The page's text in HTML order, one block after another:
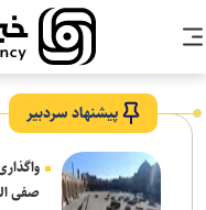
پیشنهاد سردبیر
صفی